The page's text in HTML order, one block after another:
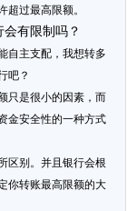
过最高限额。
自主支配，我想转多
吧？
只是很小的因素，而
金安全性的一种方式
区别。并且银行会根
你转账最高限额的大